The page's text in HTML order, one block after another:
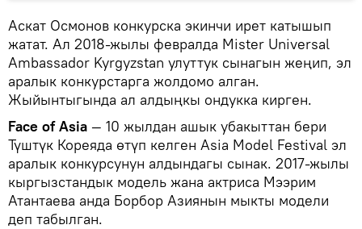
Аскат Осмонов конкурска экинчи ирет катышып
жатат. Ал 2018-жылы февралда Mister Universal
Ambassador Kyrgyzstan улуттук сынагын жеңип, эл
аралык конкурстарга жолдомо алган.
Жыйынтыгында ал алдыңкы ондукка кирген.
Face of Asia — 10 жылдан ашык убакыттан бери
Түштүк Кореяда өтүп келген Asia Model Festival эл
аралык конкурсунун алдындагы сынак. 2017-жылы
кыргызстандык модель жана актриса Мээрим
Атантаева анда Борбор Азиянын мыкты модели
деп табылган.